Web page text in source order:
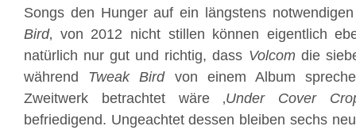
Songs den Hunger auf ein längstens
Bird‚ von 2012 nicht stillen können eigentlich
natürlich nur gut und richtig, dass Volcom die
während Tweak Birdvon einem Album
Zweitwerk betrachtet wäre ‚Under Cover
befriedigend. Ungeachtet dessen bleiben sechs